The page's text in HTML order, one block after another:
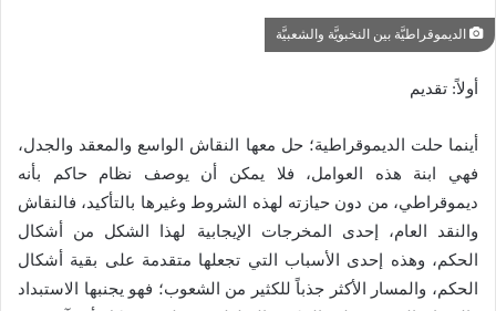
الديموقراطيَّة بين النخبويَّة والشعبيَّة
أولاً: تقديم
أينما حلت الديموقراطية؛ حل معها النقاش الواسع والمعقد والجدل،
فهي ابنة هذه العوامل، فلا يمكن أن يوصف نظام حاكم بأنه
ديموقراطي، من دون حيازته لهذه الشروط وغيرها بالتأكيد، فالنقاش
والنقد العام، إحدى المخرجات الإيجابية لهذا الشكل من أشكال
الحكم، وهذه إحدى الأسباب التي تجعلها متقدمة على بقية أشكال
الحكم، والمسار الأكثر جذباً للكثير من الشعوب؛ فهو يجنبها الاستبداد